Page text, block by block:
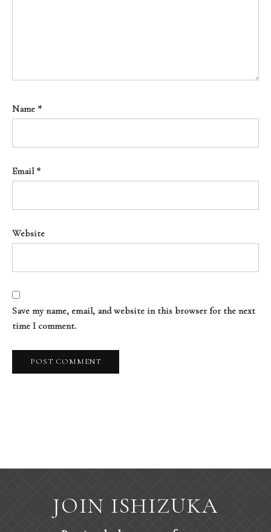
Name *
Email *
Website
Save my name, email, and website in this browser for the next
time I comment.
JOIN ISHIZUKA